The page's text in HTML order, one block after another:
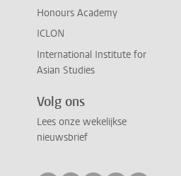
Honours Academy
ICLON
International Institute for
Asian Studies
Volg ons
Lees onze wekelijkse
nieuwsbrief